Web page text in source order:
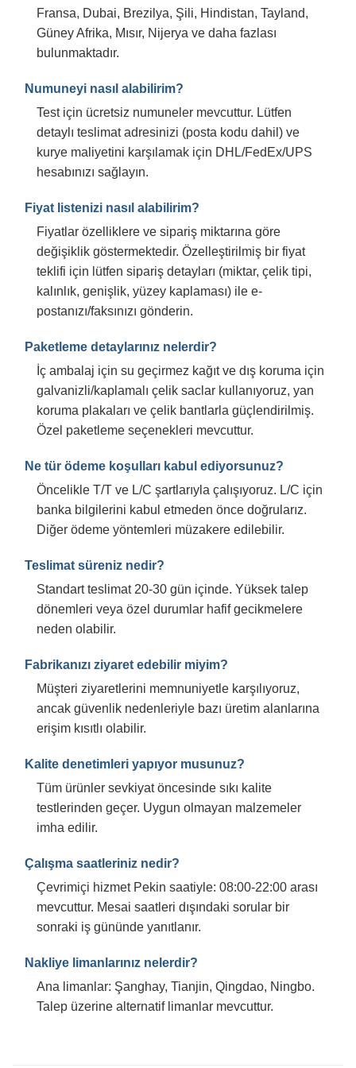
Fransa, Dubai, Brezilya, Şili, Hindistan, Tayland,
Güney Afrika, Mısır, Nijerya ve daha fazlası
bulunmaktadır.
Numuneyi nasıl alabilirim?
Test için ücretsiz numuneler mevcuttur. Lütfen
detaylı teslimat adresinizi (posta kodu dahil) ve
kurye maliyetini karşılamak için DHL/FedEx/UPS
hesabınızı sağlayın.
Fiyat listenizi nasıl alabilirim?
Fiyatlar özelliklere ve sipariş miktarına göre
değişiklik göstermektedir. Özelleştirilmiş bir fiyat
teklifi için lütfen sipariş detayları (miktar, çelik tipi,
kalınlık, genişlik, yüzey kaplaması) ile e-
postanızı/faksınızı gönderin.
Paketleme detaylarınız nelerdir?
İç ambalaj için su geçirmez kağıt ve dış koruma için
galvanizli/kaplamalı çelik saclar kullanıyoruz, yan
koruma plakaları ve çelik bantlarla güçlendirilmiş.
Özel paketleme seçenekleri mevcuttur.
Ne tür ödeme koşulları kabul ediyorsunuz?
Öncelikle T/T ve L/C şartlarıyla çalışıyoruz. L/C için
banka bilgilerini kabul etmeden önce doğrularız.
Diğer ödeme yöntemleri müzakere edilebilir.
Teslimat süreniz nedir?
Standart teslimat 20-30 gün içinde. Yüksek talep
dönemleri veya özel durumlar hafif gecikmelere
neden olabilir.
Fabrikanızı ziyaret edebilir miyim?
Müşteri ziyaretlerini memnuniyetle karşılıyoruz,
ancak güvenlik nedenleriyle bazı üretim alanlarına
erişim kısıtlı olabilir.
Kalite denetimleri yapıyor musunuz?
Tüm ürünler sevkiyat öncesinde sıkı kalite
testlerinden geçer. Uygun olmayan malzemeler
imha edilir.
Çalışma saatleriniz nedir?
Çevrimiçi hizmet Pekin saatiyle: 08:00-22:00 arası
mevcuttur. Mesai saatleri dışındaki sorular bir
sonraki iş gününde yanıtlanır.
Nakliye limanlarınız nelerdir?
Ana limanlar: Şanghay, Tianjin, Qingdao, Ningbo.
Talep üzerine alternatif limanlar mevcuttur.